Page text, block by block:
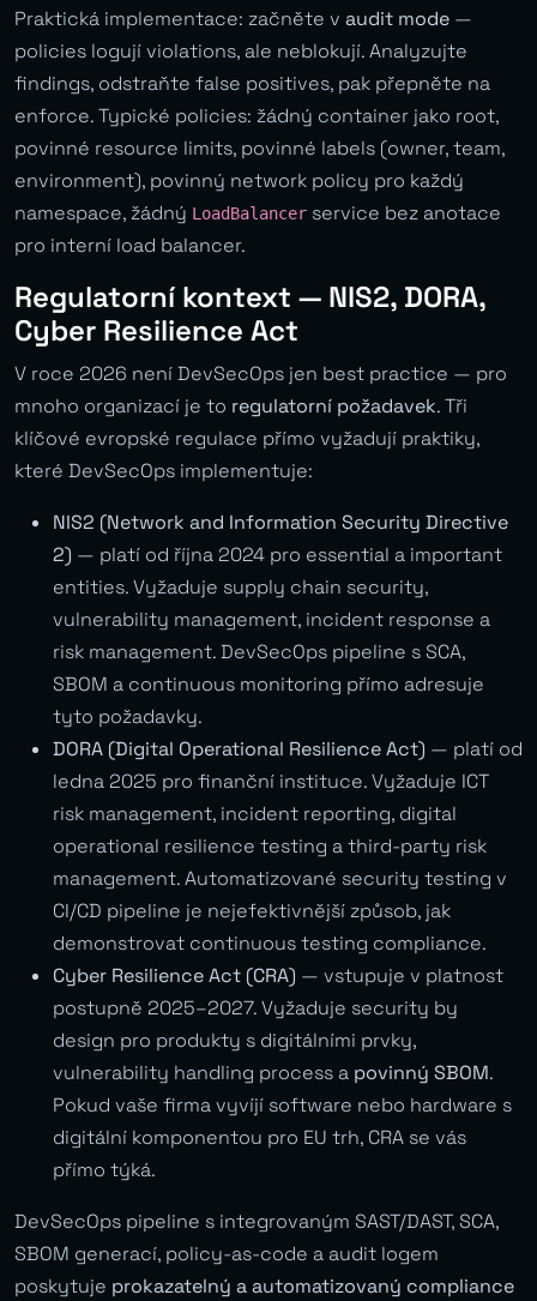
Praktická implementace: začněte v audit mode —
policies logují violations, ale neblokují. Analyzujte
findings, odstraňte false positives, pak přepněte na
enforce. Typické policies: žádný container jako root,
povinné resource limits, povinné labels (owner, team,
environment), povinný network policy pro každý
namespace, žádný LoadBalancer service bez anotace
pro interní load balancer.
Regulatorní kontext — NIS2, DORA,
Cyber Resilience Act
V roce 2026 není DevSecOps jen best practice — pro
mnoho organizací je to regulatorní požadavek. Tři
klíčové evropské regulace přímo vyžadují praktiky,
které DevSecOps implementuje:
NIS2 (Network and Information Security Directive
2) — platí od října 2024 pro essential a important
entities. Vyžaduje supply chain security,
vulnerability management, incident response a
risk management. DevSecOps pipeline s SCA,
SBOM a continuous monitoring přímo adresuje
tyto požadavky.
DORA (Digital Operational Resilience Act) — platí od
ledna 2025 pro finanční instituce. Vyžaduje ICT
risk management, incident reporting, digital
operational resilience testing a third-party risk
management. Automatizované security testing v
CI/CD pipeline je nejefektivnější způsob, jak
demonstrovat continuous testing compliance.
Cyber Resilience Act (CRA) — vstupuje v platnost
postupně 2025–2027. Vyžaduje security by
design pro produkty s digitálními prvky,
vulnerability handling process a povinný SBOM.
Pokud vaše firma vyvíjí software nebo hardware s
digitální komponentou pro EU trh, CRA se vás
přímo týká.
DevSecOps pipeline s integrovaným SAST/DAST, SCA,
SBOM generací, policy-as-code a audit logem
poskytuje prokazatelný a automatizovaný compliance